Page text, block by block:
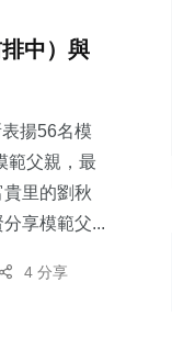
中）與
揚56名模
範父親，最
里的劉秋
享模範父...
4 分享
2+